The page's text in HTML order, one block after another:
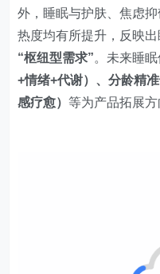
外，睡眠与护肤、焦虑
热度均有所提升，反映
“枢纽型需求”。未来睡
+情绪+代谢）、分龄精
感疗愈） 等为产品拓展方